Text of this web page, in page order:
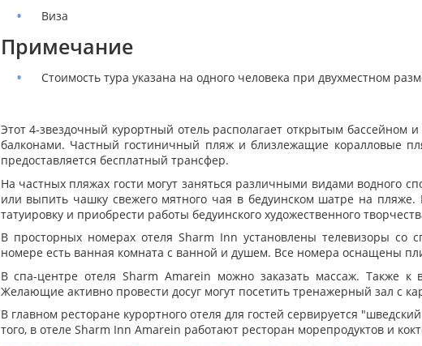
Виза
Примечание
Стоимость тура указана на одного человека при двухместном
Этот 4-звездочный курортный отель располагает открытым
балконами. Частный гостиничный пляж и близлежащие коралловые
предоставляется бесплатный трансфер.
На частных пляжах гости могут заняться различными видами водного
или выпить чашку свежего мятного чая в бедуинском шатре на
татуировку и приобрести работы бедуинского художественного
В просторных номерах отеля Sharm Inn установлены телевизоры
номере есть ванная комната с ванной и душем. Все номера оснащены
В спа-центре отеля Sharm Amarein можно заказать массаж. Также к
Желающие активно провести досуг могут посетить тренажерный зал с
В главном ресторане курортного отеля для гостей сервируется
того, в отеле Sharm Inn Amarein работают ресторан морепродуктов и